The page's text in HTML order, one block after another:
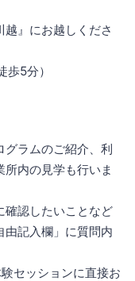
』にお越しくださ
5分）
グラムのご紹介、利
内の見学も行いま
確認したいことなど
由記入欄」に質問内
セッションに直接お